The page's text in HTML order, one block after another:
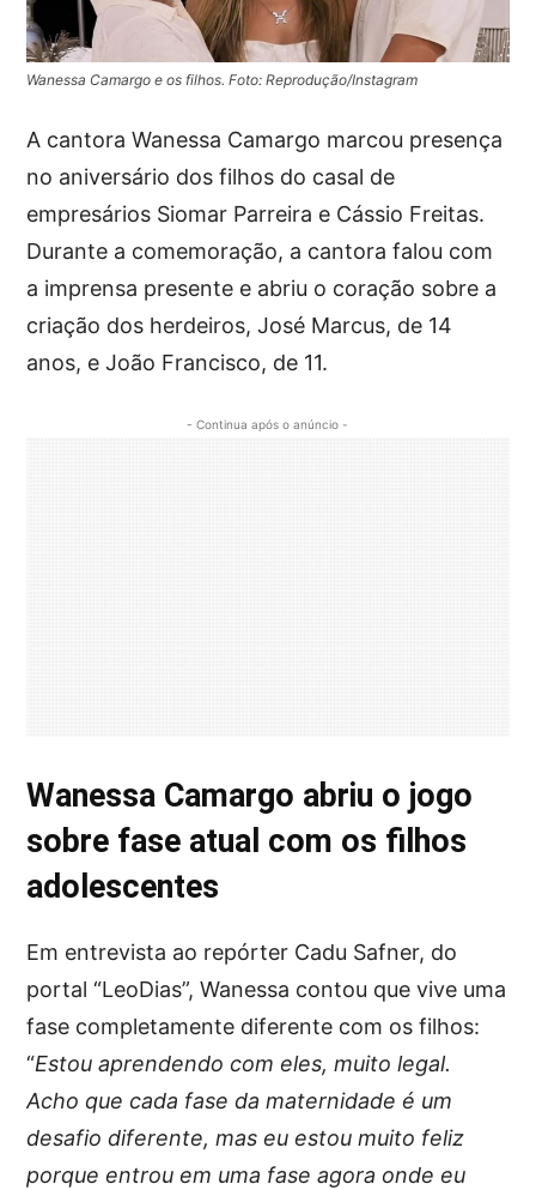
Wanessa Camargo e os filhos. Foto: Reprodução/Instagram
A cantora Wanessa Camargo marcou presença
no aniversário dos filhos do casal de
empresários Siomar Parreira e Cássio Freitas.
Durante a comemoração, a cantora falou com
a imprensa presente e abriu o coração sobre a
criação dos herdeiros, José Marcus, de 14
anos, e João Francisco, de 11.
- Continua após o anúncio -
Wanessa Camargo abriu o jogo
sobre fase atual com os filhos
adolescentes
Em entrevista ao repórter Cadu Safner, do
portal “LeoDias”, Wanessa contou que vive uma
fase completamente diferente com os filhos:
“Estou aprendendo com eles, muito legal.
Acho que cada fase da maternidade é um
desafio diferente, mas eu estou muito feliz
porque entrou em uma fase agora onde eu